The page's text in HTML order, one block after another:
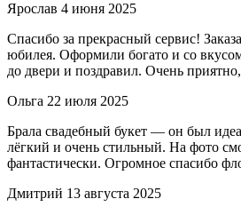
Ярослав 4 июня 2025
Спасибо за прекрасный сервис!
юбилея. Оформили богато и со
до двери и поздравил. Очень
Ольга 22 июля 2025
Брала свадебный букет — он был
лёгкий и очень стильный. На фото
фантастически. Огромное спасибо
Дмитрий 13 августа 2025